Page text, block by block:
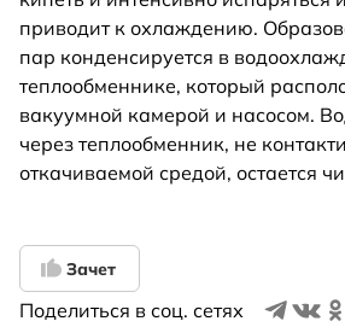
приводит к охлаждению.
пар конденсируется в
теплообменнике, который
вакуумной камерой и насосом.
через теплообменник, не
откачиваемой средой, остается
Зачет
Поделиться в соц. сетях